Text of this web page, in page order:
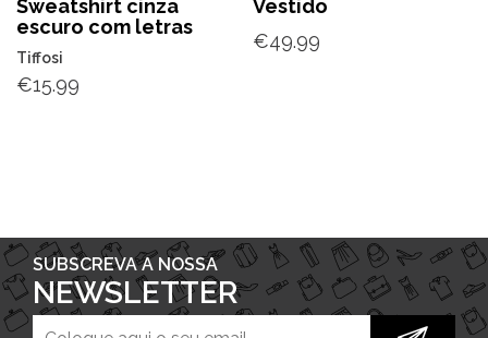
Sweatshirt cinza
escuro com letras
Tiffosi
€15.99
Vestido
€49.99
SUBSCREVA A NOSSA
NEWSLETTER